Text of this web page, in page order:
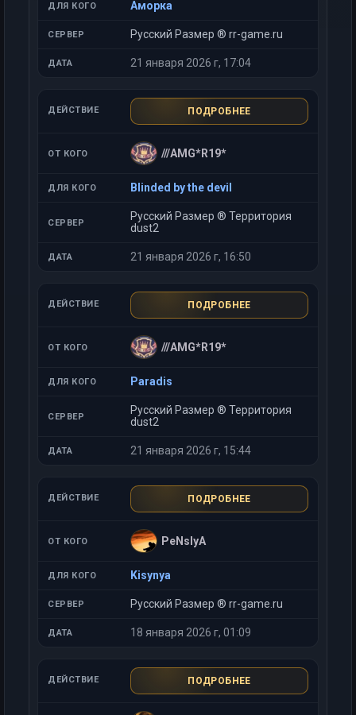
Аморка
Русский Размер ® rr-game.ru
21 января 2026 г, 17:04
ПОДРОБНЕЕ
///AMG*R19*
Blinded by the devil
Русский Размер ® Территория
dust2
21 января 2026 г, 16:50
ПОДРОБНЕЕ
///AMG*R19*
Paradis
Русский Размер ® Территория
dust2
21 января 2026 г, 15:44
ПОДРОБНЕЕ
PeNsIyA
Kisynya
Русский Размер ® rr-game.ru
18 января 2026 г, 01:09
ПОДРОБНЕЕ